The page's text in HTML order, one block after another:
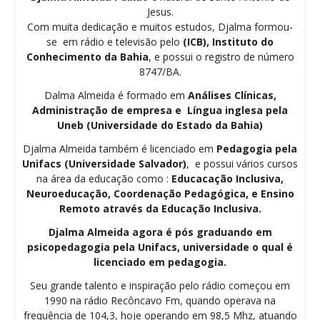
Jesus.
Com muita dedicação e muitos estudos, Djalma formou-
se em rádio e televisão pelo (ICB), Instituto do
Conhecimento da Bahia, e possui o registro de número
8747/BA.
Dalma Almeida é formado em Análises Clínicas,
Administração de empresa e Língua inglesa pela
Uneb (Universidade do Estado da Bahia)
Djalma Almeida também é licenciado em Pedagogia pela
Unifacs (Universidade Salvador), e possui vários cursos
na área da educação como : Educacação Inclusiva,
Neuroeducação, Coordenação Pedagógica, e Ensino
Remoto através da Educação Inclusiva.
Djalma Almeida agora é pós graduando em
psicopedagogia pela Unifacs, universidade o qual é
licenciado em pedagogia.
Seu grande talento e inspiração pelo rádio começou em
1990 na rádio Recôncavo Fm, quando operava na
frequência de 104,3, hoje operando em 98,5 Mhz, atuando